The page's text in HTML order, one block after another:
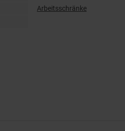
Arbeitsschränke